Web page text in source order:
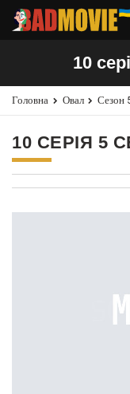
10
Головна Овал Сезон
10 СЕРІЯ 5